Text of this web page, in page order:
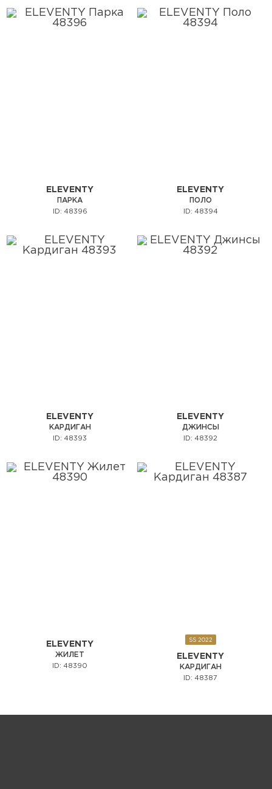
ELEVENTY
ПАРКА
ID: 48396
ELEVENTY
ПОЛО
ID: 48394
ELEVENTY
КАРДИГАН
ID: 48393
ELEVENTY
ДЖИНСЫ
ID: 48392
ELEVENTY
ЖИЛЕТ
ID: 48390
SS 2022
ELEVENTY
КАРДИГАН
ID: 48387